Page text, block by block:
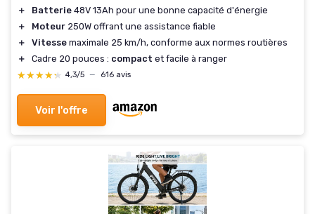
＋
Batterie 48V 13Ah pour une bonne capacité d'énergie
＋
Moteur 250W offrant une assistance fiable
＋
Vitesse maximale 25 km/h, conforme aux normes routières
＋
Cadre 20 pouces : compact et facile à ranger
★★★★★
★★★★★ 4,3/5 — 616 avis
Voir l'offre